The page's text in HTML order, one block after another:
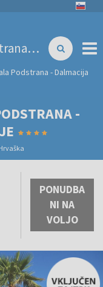
Classic Hotel Gala Podstrana - Dalmacija v dvoje
Podstrana - Dalmacija
-
PONUDBA
NI NA
VOLJO